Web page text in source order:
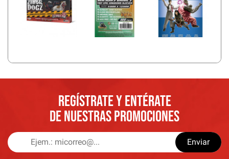
REGÍSTRATE Y ENTÉRATE
DE NUESTRAS PROMOCIONES
Enviar